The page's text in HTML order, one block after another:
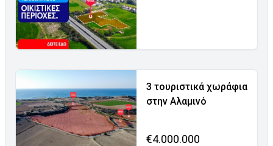
3 τουριστικά χωράφια
στην Αλαμινό
€4.000.000